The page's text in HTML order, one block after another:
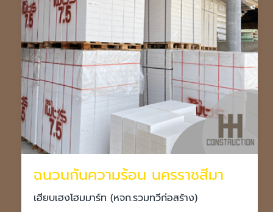
ฉนวนกันความร้อน นครราชสีมา
เฮียบเฮงโฮมมาร์ท (หจก.รวมทวีก่อสร้าง)